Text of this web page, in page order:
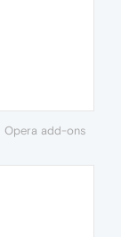
Opera add-ons